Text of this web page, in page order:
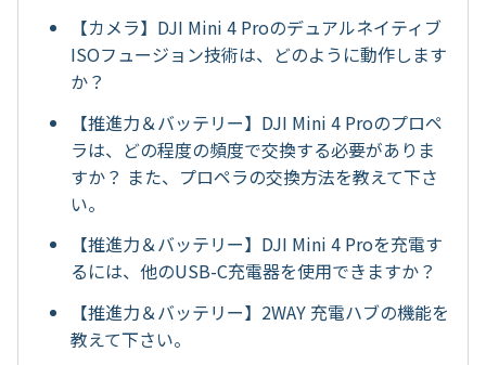
【カメラ】DJI Mini 4 Proのデュアルネイティブ
ISOフュージョン技術は、どのように動作します
か？
【推進力＆バッテリー】DJI Mini 4 Proのプロペ
ラは、どの程度の頻度で交換する必要がありま
すか？ また、プロペラの交換方法を教えて下さ
い。
【推進力＆バッテリー】DJI Mini 4 Proを充電す
るには、他のUSB-C充電器を使用できますか？
【推進力＆バッテリー】2WAY 充電ハブの機能を
教えて下さい。